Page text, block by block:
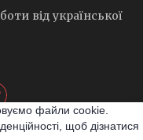
від української
файли cookie.
щоб дізнатися